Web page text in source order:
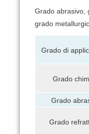
Grado abrasivo,
grado
Grado di
Grado
Grado
Grado